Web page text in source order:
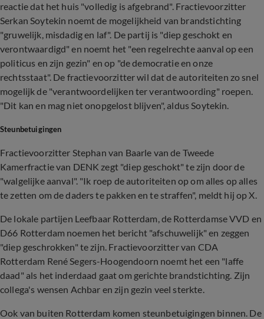
reactie dat het huis "volledig is afgebrand". Fractievoorzitter
Serkan Soytekin noemt de mogelijkheid van brandstichting
"gruwelijk, misdadig en laf". De partij is "diep geschokt en
verontwaardigd" en noemt het "een regelrechte aanval op een
politicus en zijn gezin" en op "de democratie en onze
rechtsstaat". De fractievoorzitter wil dat de autoriteiten zo snel
mogelijk de "verantwoordelijken ter verantwoording" roepen.
"Dit kan en mag niet onopgelost blijven", aldus Soytekin.
Steunbetuigingen
Fractievoorzitter Stephan van Baarle van de Tweede
Kamerfractie van DENK zegt "diep geschokt" te zijn door de
"walgelijke aanval". "Ik roep de autoriteiten op om alles op alles
te zetten om de daders te pakken en te straffen", meldt hij op X.
De lokale partijen Leefbaar Rotterdam, de Rotterdamse VVD en
D66 Rotterdam noemen het bericht "afschuwelijk" en zeggen
"diep geschrokken" te zijn. Fractievoorzitter van CDA
Rotterdam René Segers-Hoogendoorn noemt het een "laffe
daad" als het inderdaad gaat om gerichte brandstichting. Zijn
collega's wensen Achbar en zijn gezin veel sterkte.
Ook van buiten Rotterdam komen steunbetuigingen binnen. De